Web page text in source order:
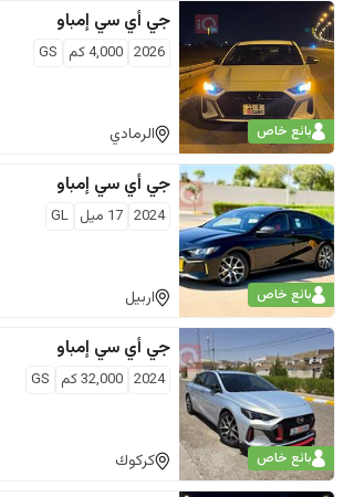
بائع خاص
جي أي سي إمباو
2026
4,000كم GS
الرمادي
بائع خاص
جي أي سي إمباو
2024
17 ميل GL
اربيل
بائع خاص
جي أي سي إمباو
2024
32,000كم GS
كركوك